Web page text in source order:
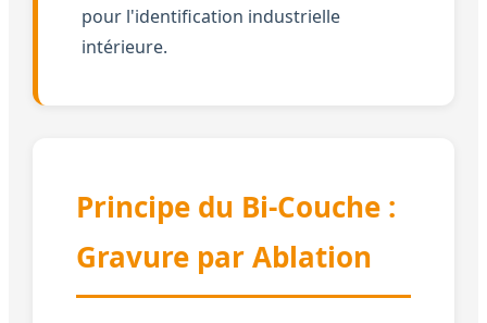
pour l'identification industrielle
intérieure.
Principe du Bi-Couche :
Gravure par Ablation